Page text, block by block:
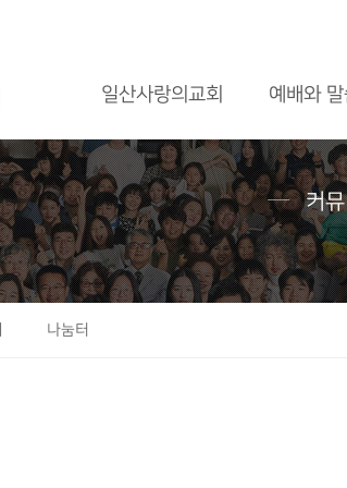
일산사랑의교회 예배와
커
나눔터